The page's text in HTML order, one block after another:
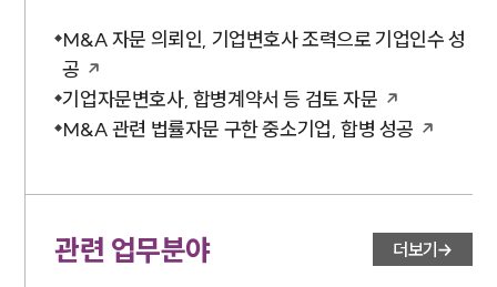
M&A 자문 의뢰인, 기업변호사 조력으로 기업인수 성
공
기업자문변호사, 합병계약서 등 검토 자문
M&A 관련 법률자문 구한 중소기업, 합병 성공
관련 업무분야 더보기